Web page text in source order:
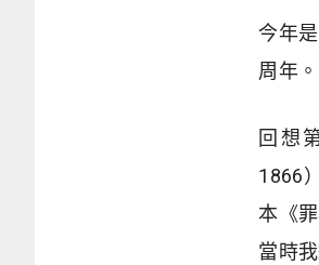
今年
周年。
回想
1866
本《
當時